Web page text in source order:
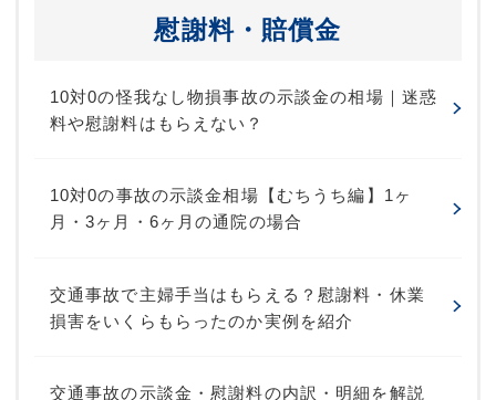
慰謝料・賠償金
10対0の怪我なし物損事故の示談金の相場｜迷惑
料や慰謝料はもらえない？
10対0の事故の示談金相場【むちうち編】1ヶ
月・3ヶ月・6ヶ月の通院の場合
交通事故で主婦手当はもらえる？慰謝料・休業
損害をいくらもらったのか実例を紹介
交通事故の示談金・慰謝料の内訳・明細を解説